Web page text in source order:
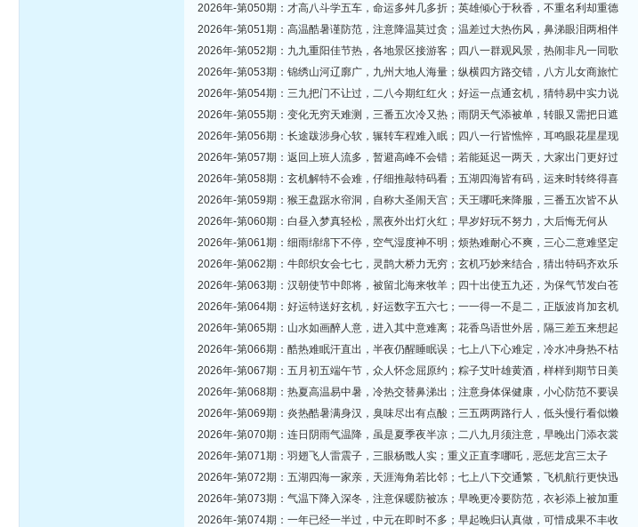
2026年-第050期：才高八斗学五车，命运多舛几多折；英雄倾心于秋香，不重名利却重德
2026年-第051期：高温酷暑谨防范，注意降温莫过贪；温差过大热伤风，鼻涕眼泪两相伴
2026年-第052期：九九重阳佳节热，各地景区接游客；四八一群观风景，热闹非凡一同歌
2026年-第053期：锦绣山河辽廓广，九州大地人海量；纵横四方路交错，八方儿女商旅忙
2026年-第054期：三九把门不让过，二八今期红红火；好运一点通玄机，猜特易中实力说
2026年-第055期：变化无穷天难测，三番五次冷又热；雨阴天气添被单，转眼又需把日遮
2026年-第056期：长途跋涉身心软，辗转车程难入眠；四八一行皆憔悴，耳鸣眼花星星现
2026年-第057期：返回上班人流多，暂避高峰不会错；若能延迟一两天，大家出门更好过
2026年-第058期：玄机解特不会难，仔细推敲特码看；五湖四海皆有码，运来时转终得喜
2026年-第059期：猴王盘踞水帘洞，自称大圣闹天宫；天王哪吒来降服，三番五次皆不从
2026年-第060期：白昼入梦真轻松，黑夜外出灯火红；早岁好玩不努力，大后悔无何从
2026年-第061期：细雨绵绵下不停，空气湿度神不明；烦热难耐心不爽，三心二意难坚定
2026年-第062期：牛郎织女会七七，灵鹊大桥力无穷；玄机巧妙来结合，猜出特码齐欢乐
2026年-第063期：汉朝使节中郎将，被留北海来牧羊；四十出使五九还，为保气节发白苍
2026年-第064期：好运特送好玄机，好运数字五六七；一一得一不是二，正版波肖加玄机
2026年-第065期：山水如画醉人意，进入其中意难离；花香鸟语世外居，隔三差五来想起
2026年-第066期：酷热难眠汗直出，半夜仍醒睡眠误；七上八下心难定，冷水冲身热不枯
2026年-第067期：五月初五端午节，众人怀念屈原约；粽子艾叶雄黄酒，样样到期节日美
2026年-第068期：热夏高温易中暑，冷热交替鼻涕出；注意身体保健康，小心防范不要误
2026年-第069期：炎热酷暑满身汉，臭味尽出有点酸；三五两两路行人，低头慢行看似懒
2026年-第070期：连日阴雨气温降，虽是夏季夜半凉；二八九月须注意，早晚出门添衣裳
2026年-第071期：羽翅飞人雷震子，三眼杨戬人实；重义正直李哪吒，恶惩龙宫三太子
2026年-第072期：五湖四海一家亲，天涯海角若比邻；七上八下交通繁，飞机航行更快迅
2026年-第073期：气温下降入深冬，注意保暖防被冻；早晚更冷要防范，衣衫添上被加重
2026年-第074期：一年已经一半过，中元在即时不多；早起晚归认真做，可惜成果不丰收